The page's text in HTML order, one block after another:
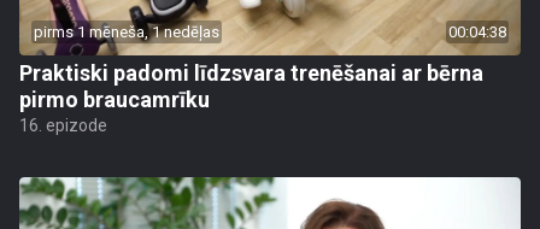
pirms 1 mēneša, 1 nedēļas 00:04:38
Praktiski padomi līdzsvara trenēšanai ar bērna
pirmo braucamrīku
16. epizode